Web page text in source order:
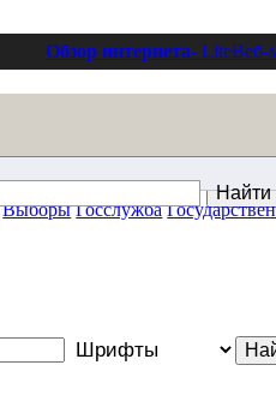
Обзор интернета- LiteВеб-
Выборы Госслужба